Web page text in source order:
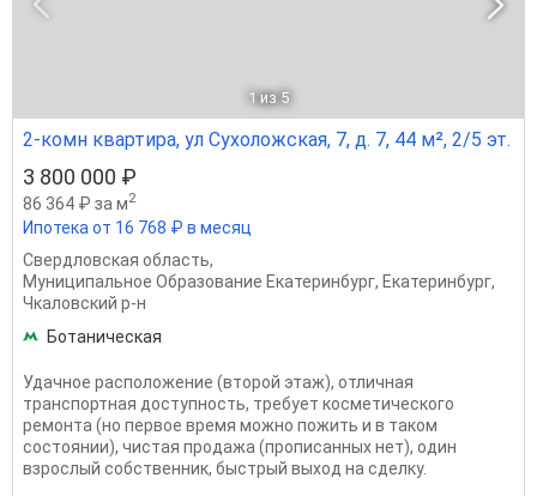
1 из 5
2-комн квартира, ул Сухоложская, 7, д. 7, 44 м², 2/5 эт.
3 800 000 ₽
86 364 ₽ за м2
Ипотека от 16 768 ₽ в месяц
Свердловская область,
Муниципальное Образование Екатеринбург, Екатеринбург,
Чкаловский р-н
Ботаническая
Удачное расположение (второй этаж), отличная
транспортная доступность, требует косметического
ремонта (но первое время можно пожить и в таком
состоянии), чистая продажа (прописанных нет), один
взрослый собственник, быстрый выход на сделку.